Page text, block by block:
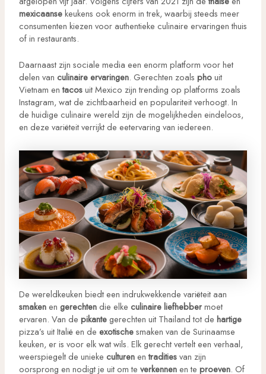
mexicaansekeukens ook enorm in trek, waarbij steeds meer
consumenten kiezen voor authentieke culinaire ervaringen thuis
of in restaurants.
Daarnaast zijn sociale media een enorm platform voor het
delen van culinaire ervaringen. Gerechten zoals phouit
Vietnam entacosuit Mexico zijn trending op platforms zoals
Instagram, wat de zichtbaarheid en populariteit verhoogt. In
de huidige culinaire wereld zijn de mogelijkheden eindeloos,
en deze variëteit verrijkt de eetervaring van iedereen.
De wereldkeuken biedt een indrukwekkende variëteit aan
smakenen gerechtendie elke culinaire liefhebbermoet
ervaren. Van de pikantegerechten uit Thailand tot de hartige
pizza’s uit Italië en de exotischesmaken van de Surinaamse
keuken, er is voor elk wat wils. Elk gerecht vertelt een verhaal,
weerspiegelt de unieke culturenentraditiesvan zijn
oorsprong en nodigt je uit om te verkennenen te proeven. Of